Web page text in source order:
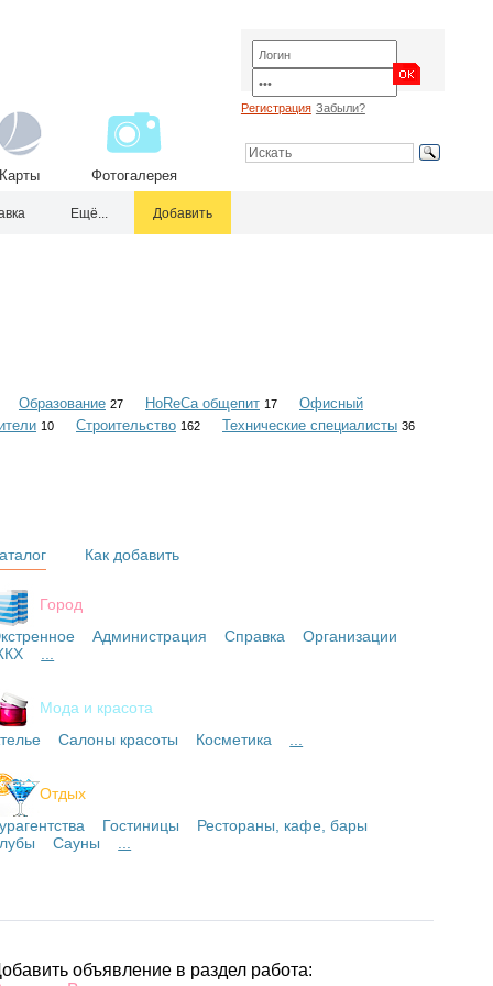
Карты Фотогалерея
Регистрация Забыли?
Ещё... Добавить
Образование 27 HoReCa общепит 17
Офисный
10 Строительство 162 Технические специалисты 36
Город
Администрация Справка
Организации
Мода и красота
Салоны красоты Косметика
Отдых
Гостиницы
Рестораны, кафе, бары
Сауны
Как добавить
объявление в раздел работа: